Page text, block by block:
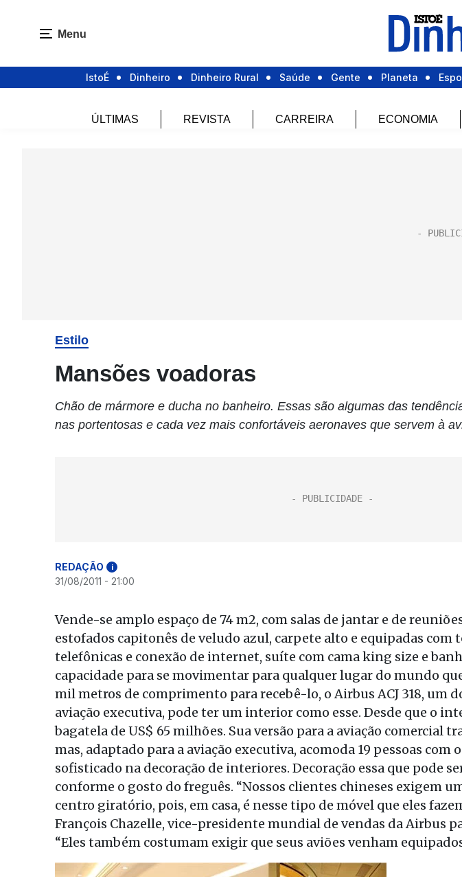
Menu
IstoÉ Dinheiro Dinheiro Rural Saúde Gente Planeta
ÚLTIMAS REVISTA CARREIRA ECONOMIA
Estilo
Mansões voadoras
Chão de mármore e ducha no banheiro. Essas são algumas das
nas portentosas e cada vez mais confortáveis aeronaves que servem à
REDAÇÃO i
31/08/2011 - 21:00
Vende-se amplo espaço de 74 m2, com salas de jantar e de
estofados capitonês de veludo azul, carpete alto e equipadas com
telefônicas e conexão de internet, suíte com cama king size e
capacidade para se movimentar para qualquer lugar do mundo
mil metros de comprimento para recebê-lo, o Airbus ACJ 318, um
aviação executiva, pode ter um interior como esse. Desde que o
bagatela de US$ 65 milhões. Sua versão para a aviação comercial
mas, adaptado para a aviação executiva, acomoda 19 pessoas com
sofisticado na decoração de interiores. Decoração essa que pode
conforme o gosto do freguês. “Nossos clientes chineses exigem
centro giratório, pois, em casa, é nesse tipo de móvel que eles
François Chazelle, vice-presidente mundial de vendas da Airbus
“Eles também costumam exigir que seus aviões venham